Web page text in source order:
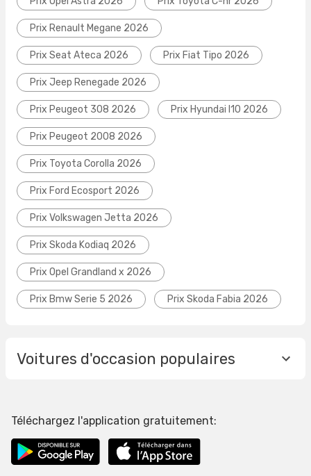
Prix Renault Megane 2026
Prix Seat Ateca 2026 Prix Fiat Tipo 2026
Prix Jeep Renegade 2026
Prix Peugeot 308 2026 Prix Hyundai I10 2026
Prix Peugeot 2008 2026
Prix Toyota Corolla 2026
Prix Ford Ecosport 2026
Prix Volkswagen Jetta 2026
Prix Skoda Kodiaq 2026
Prix Opel Grandland x 2026
Prix Bmw Serie 5 2026 Prix Skoda Fabia 2026
Voitures d'occasion populaires
Téléchargez l'application gratuitement: